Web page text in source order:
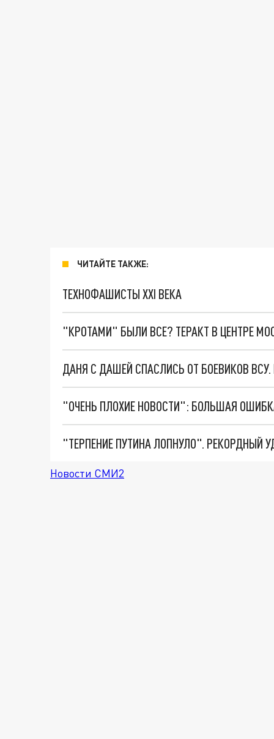
ЧИТАЙТЕ ТАКЖЕ:
ТЕХНОФАШИСТЫ XXI ВЕКА
"КРОТАМИ" БЫЛИ ВСЕ? ТЕРАКТ В ЦЕНТРЕ
ДАНЯ С ДАШЕЙ СПАСЛИСЬ ОТ БОЕВИКОВ
Новости СМИ2